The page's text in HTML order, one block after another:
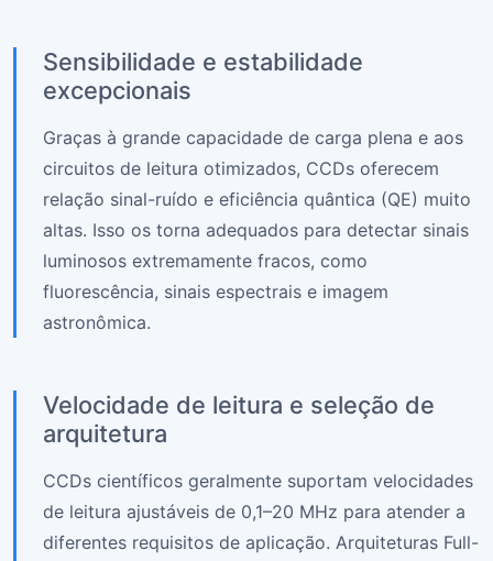
Sensibilidade e estabilidade
excepcionais
Graças à grande capacidade de carga plena e aos
circuitos de leitura otimizados, CCDs oferecem
relação sinal-ruído e eficiência quântica (QE) muito
altas. Isso os torna adequados para detectar sinais
luminosos extremamente fracos, como
fluorescência, sinais espectrais e imagem
astronômica.
Velocidade de leitura e seleção de
arquitetura
CCDs científicos geralmente suportam velocidades
de leitura ajustáveis de 0,1–20 MHz para atender a
diferentes requisitos de aplicação. Arquiteturas Full-